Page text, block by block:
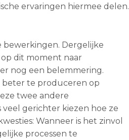
ervaringen hiermee delen.
bewerkingen. Dergelijke
dit moment naar
nog een belemmering.
beter te produceren op
twee andere
gerichter kiezen hoe ze
Wanneer is het zinvol
processen te